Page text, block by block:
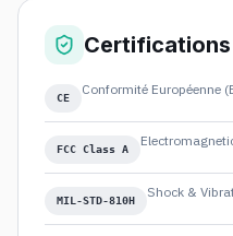
CE Conformité Européenne
FCC Class A
MIL-STD-810H Shock &